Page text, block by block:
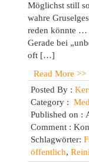
Möglichst still
wahre
reden könnte …
Gerade bei
oft […]
Read More >>
Posted By :
Category :
Published on :
Comment :
Schlagwörter:
öffentlich,